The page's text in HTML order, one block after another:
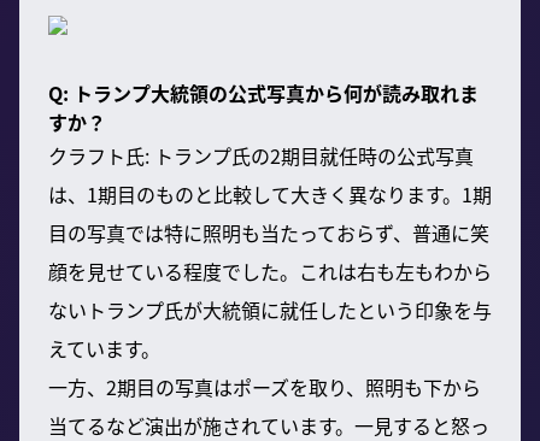
Q: トランプ大統領の公式写真から何が読み取れま
すか？
クラフト氏: トランプ氏の2期目就任時の公式写真
は、1期目のものと比較して大きく異なります。1期
目の写真では特に照明も当たっておらず、普通に笑
顔を見せている程度でした。これは右も左もわから
ないトランプ氏が大統領に就任したという印象を与
えています。
一方、2期目の写真はポーズを取り、照明も下から
当てるなど演出が施されています。一見すると怒っ